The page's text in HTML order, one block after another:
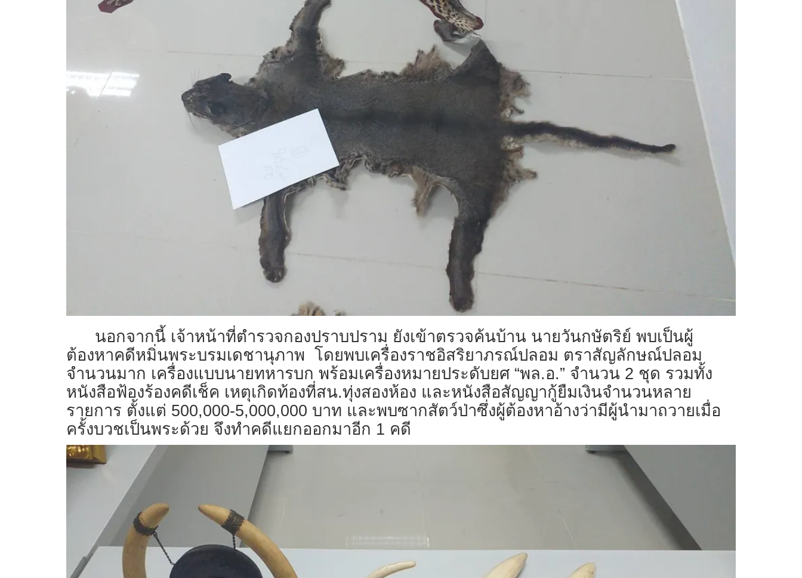
นอกจากนี้ เจ้าหน้าที่ตำรวจกองปราบปราม ยังเข้าตรวจค้นบ้าน นายวันกษัตริย์ พบเป็นผู้
ต้องหาคดีหมิ่นพระบรมเดชานุภาพ โดยพบเครื่องราชอิสริยาภรณ์ปลอม ตราสัญลักษณ์ปลอม
จำนวนมาก เครื่องแบบนายทหารบก พร้อมเครื่องหมายประดับยศ “พล.อ.” จำนวน 2 ชุด รวมทั้ง
หนังสือฟ้องร้องคดีเช็ค เหตุเกิดท้องที่สน.ทุ่งสองห้อง และหนังสือสัญญากู้ยืมเงินจำนวนหลาย
รายการ ตั้งแต่ 500,000-5,000,000 บาท และพบซากสัตว์ป่าซึ่งผู้ต้องหาอ้างว่ามีผู้นำมาถวายเมื่อ
ครั้งบวชเป็นพระด้วย จึงทำคดีแยกออกมาอีก 1 คดี